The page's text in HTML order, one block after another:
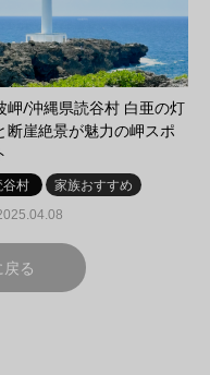
岬/沖縄県読谷村 白亜の灯
断崖絶景が魅力の岬スポ
谷村 家族おすすめ
戻る